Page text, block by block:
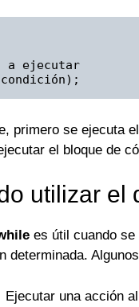
a ejecutar
primero se ejecuta
el bloque de
utilizar el
es útil cuando
determinada.
Ejecutar una acción